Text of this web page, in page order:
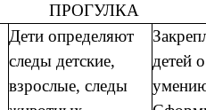
ПРОГУЛКА
Дети определяют
следы детские,
взрослые, следы
детей